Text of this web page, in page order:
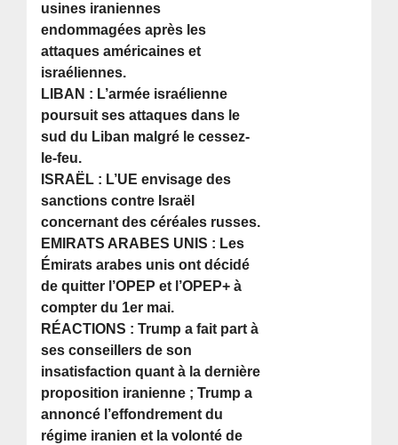
usines iraniennes
endommagées après les
attaques américaines et
israéliennes.
LIBAN : L’armée israélienne
poursuit ses attaques dans le
sud du Liban malgré le cessez-
le-feu.
ISRAËL : L’UE envisage des
sanctions contre Israël
concernant des céréales russes.
EMIRATS ARABES UNIS : Les
Émirats arabes unis ont décidé
de quitter l’OPEP et l’OPEP+ à
compter du 1er mai.
RÉACTIONS : Trump a fait part à
ses conseillers de son
insatisfaction quant à la dernière
proposition iranienne ; Trump a
annoncé l’effondrement du
régime iranien et la volonté de